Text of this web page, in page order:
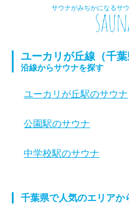
サウナがみぢかになるサ
ユーカリが丘線（千葉
沿線からサウナを探す
ユーカリが丘駅のサウナ
公園駅のサウナ
中学校駅のサウナ
千葉県で人気のエリアか